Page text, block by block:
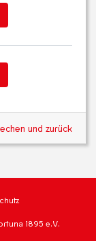
und zurück
1895 e.V.